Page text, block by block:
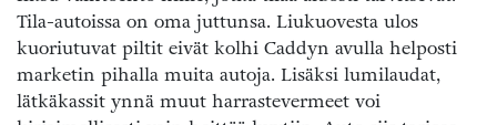
Tila-autoissa on oma juttunsa. Liukuovesta ulos
kuoriutuvat piltit eivät kolhi Caddyn avulla helposti
marketin pihalla muita autoja. Lisäksi lumilaudat,
lätkäkassit ynnä muut harrastevermeet voi